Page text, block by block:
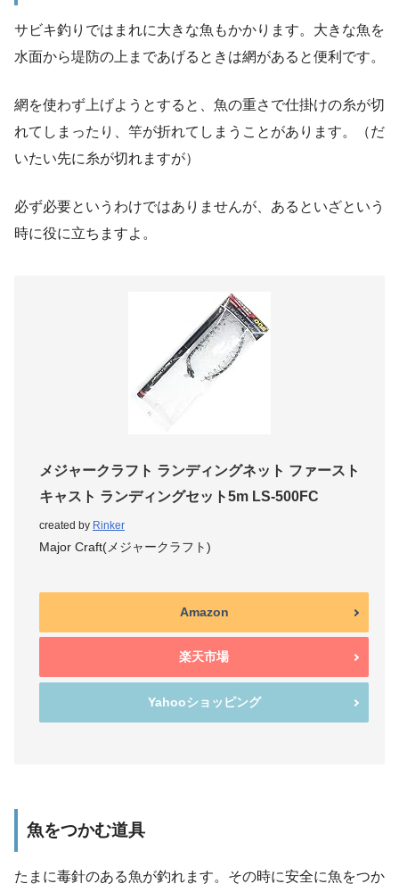
サビキ釣りではまれに大きな魚もかかります。大きな魚を
水面から堤防の上まであげるときは網があると便利です。
網を使わず上げようとすると、魚の重さで仕掛けの糸が切
れてしまったり、竿が折れてしまうことがあります。
（だ
いたい先に糸が切れますが）
必ず必要というわけではありませんが、あるといざという
時に役に立ちますよ。
メジャークラフト ランディングネット ファースト
キャスト ランディングセット5m LS-500FC
created by Rinker
Major Craft(メジャークラフト)
Amazon
楽天市場
Yahooショッピング
魚をつかむ道具
たまに毒針のある魚が釣れます。その時に安全に魚をつか